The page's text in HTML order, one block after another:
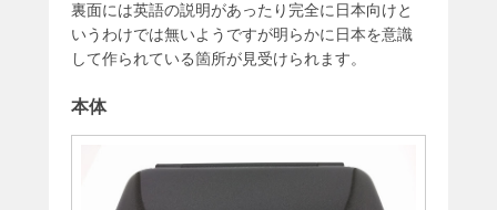
裏面には英語の説明があったり完全に日本向けと
いうわけでは無いようですが明らかに日本を意識
して作られている箇所が見受けられます。
本体